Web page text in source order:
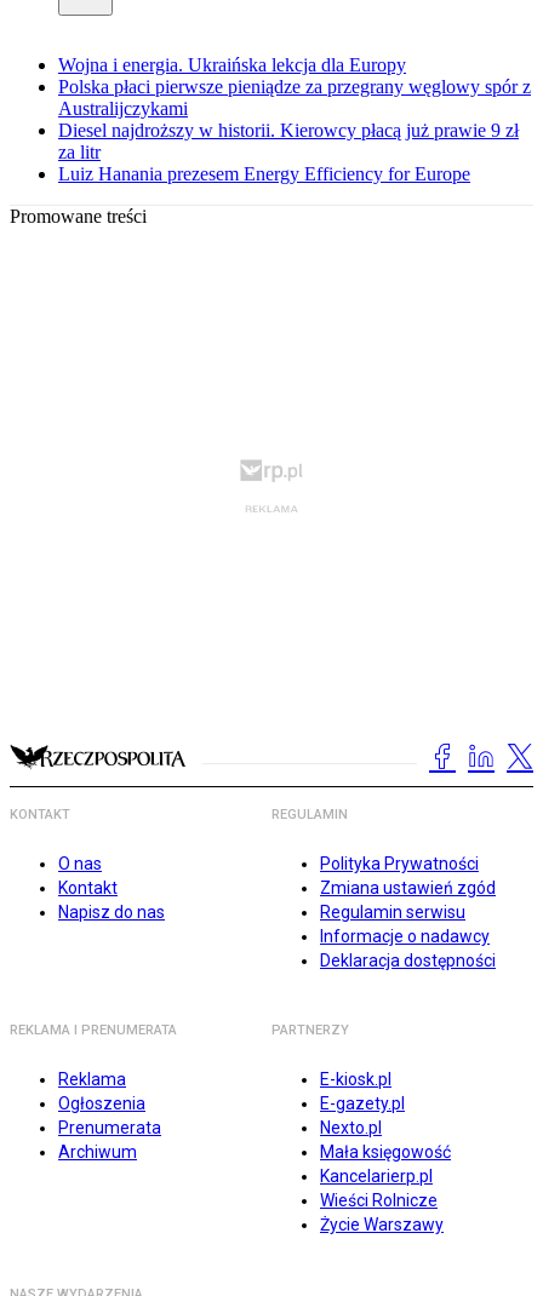
Wojna i energia. Ukraińska lekcja dla Europy
Polska płaci pierwsze pieniądze za przegrany węglowy spór z
Australijczykami
Diesel najdroższy w historii. Kierowcy płacą już prawie 9 zł
za litr
Luiz Hanania prezesem Energy Efficiency for Europe
Promowane treści
KONTAKT
O nas
Kontakt
Napisz do nas
REGULAMIN
Polityka Prywatności
Zmiana ustawień zgód
Regulamin serwisu
Informacje o nadawcy
Deklaracja dostępności
REKLAMA I PRENUMERATA
Reklama
Ogłoszenia
Prenumerata
Archiwum
PARTNERZY
E-kiosk.pl
E-gazety.pl
Nexto.pl
Mała księgowość
Kancelarierp.pl
Wieści Rolnicze
Życie Warszawy